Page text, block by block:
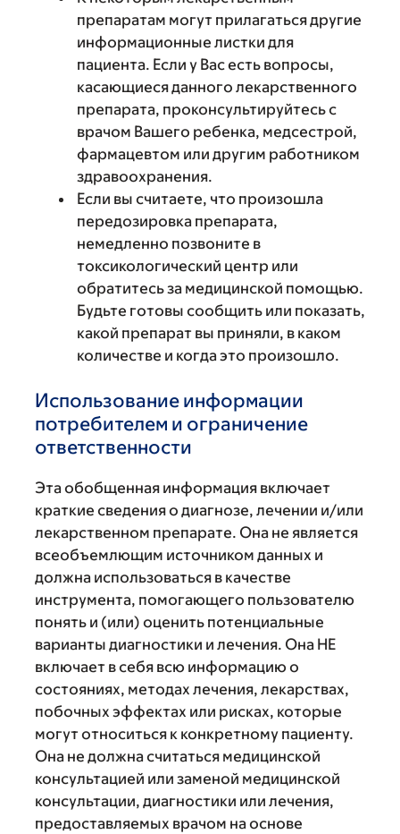
препаратам могут прилагаться другие
информационные листки для
пациента. Если у Вас есть вопросы,
касающиеся данного лекарственного
препарата, проконсультируйтесь с
врачом Вашего ребенка, медсестрой,
фармацевтом или другим работником
здравоохранения.
Если вы считаете, что произошла
передозировка препарата,
немедленно позвоните в
токсикологический центр или
обратитесь за медицинской помощью.
Будьте готовы сообщить или показать,
какой препарат вы приняли, в каком
количестве и когда это произошло.
Использование информации
потребителем и ограничение
ответственности
Эта обобщенная информация включает
краткие сведения о диагнозе, лечении и/или
лекарственном препарате. Она не является
всеобъемлющим источником данных и
должна использоваться в качестве
инструмента, помогающего пользователю
понять и (или) оценить потенциальные
варианты диагностики и лечения. Она НЕ
включает в себя всю информацию о
состояниях, методах лечения, лекарствах,
побочных эффектах или рисках, которые
могут относиться к конкретному пациенту.
Она не должна считаться медицинской
консультацией или заменой медицинской
консультации, диагностики или лечения,
предоставляемых врачом на основе